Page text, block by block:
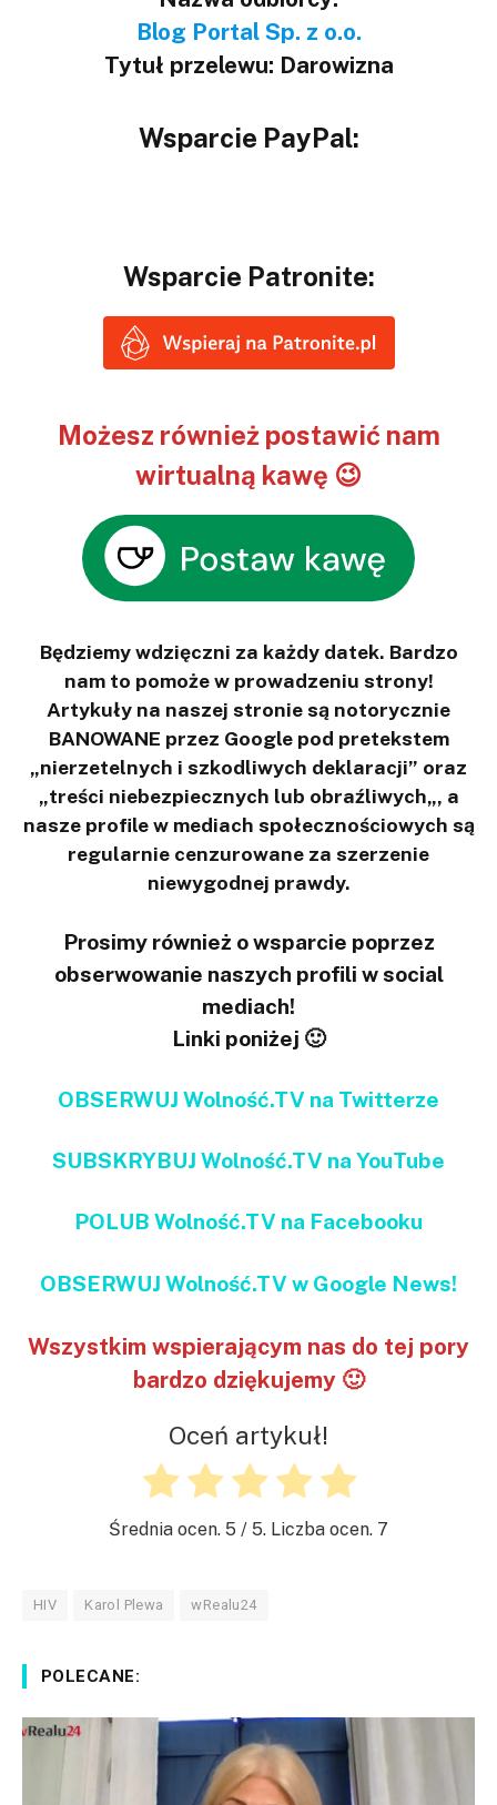
Blog Portal Sp. z o.o.
Tytuł przelewu: Darowizna
Wsparcie PayPal:
Wsparcie Patronite:
Możesz również postawić nam
wirtualną kawę 😉
Będziemy wdzięczni za każdy datek. Bardzo
nam to pomoże w prowadzeniu strony!
Artykuły na naszej stronie są notorycznie
BANOWANE przez Google pod pretekstem
„nierzetelnych i szkodliwych deklaracji” oraz
„treści niebezpiecznych lub obraźliwych„, a
nasze profile w mediach społecznościowych są
regularnie cenzurowane za szerzenie
niewygodnej prawdy.
Prosimy również o wsparcie poprzez
obserwowanie naszych profili w social
mediach!
Linki poniżej 🙂
OBSERWUJ Wolność.TV na Twitterze
SUBSKRYBUJ Wolność.TV na YouTube
POLUB Wolność.TV na Facebooku
OBSERWUJ Wolność.TV w Google News!
Wszystkim wspierającym nas do tej pory
bardzo dziękujemy 🙂
Oceń artykuł!
Średnia ocen. 5 / 5. Liczba ocen. 7
HIV Karol Plewa wRealu24
POLECANE: